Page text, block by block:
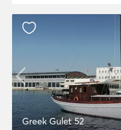
Greek Gulet 52